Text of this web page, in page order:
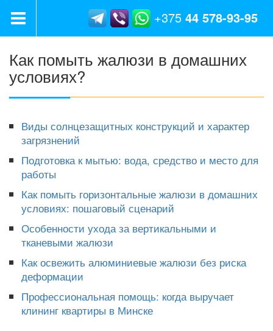
+375 44 578-93-95
Как помыть жалюзи в домашних
условиях?
Виды солнцезащитных конструкций и характер
загрязнений
Подготовка к мытью: вода, средство и место для
работы
Как помыть горизонтальные жалюзи в домашних
условиях: пошаговый сценарий
Особенности ухода за вертикальными и
тканевыми жалюзи
Как освежить алюминиевые жалюзи без риска
деформации
Профессиональная помощь: когда выручает
клининг квартиры в Минске